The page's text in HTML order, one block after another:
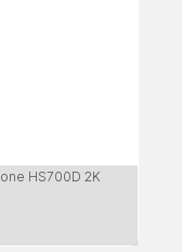
HS700D 2K